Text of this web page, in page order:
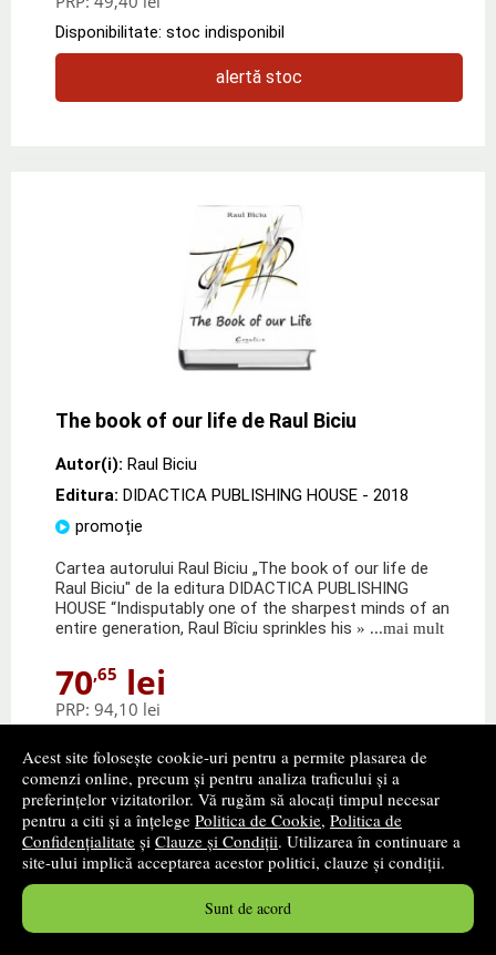
Acest site folosește cookie-uri pentru a permite plasarea de
comenzi online, precum și pentru analiza traficului și a
preferințelor vizitatorilor. Vă rugăm să alocați timpul necesar
pentru a citi și a înțelege Politica de Cookie, Politica de
Confidențialitate și Clauze și Condiții. Utilizarea în continuare a
site-ului implică acceptarea acestor politici, clauze și condiții.
Sunt de acord
Disponibilitate: stoc indisponibil
alertă stoc
The book of our life de Raul Biciu
Autor(i): Raul Biciu
Editura: DIDACTICA PUBLISHING HOUSE - 2018
promoție
Cartea autorului Raul Biciu „The book of our life de
Raul Biciu" de la editura DIDACTICA PUBLISHING
HOUSE “Indisputably one of the sharpest minds of an
entire generation, Raul Bîciu sprinkles his » ...mai mult
70,65 lei
PRP: 94,10 lei
alertă stoc